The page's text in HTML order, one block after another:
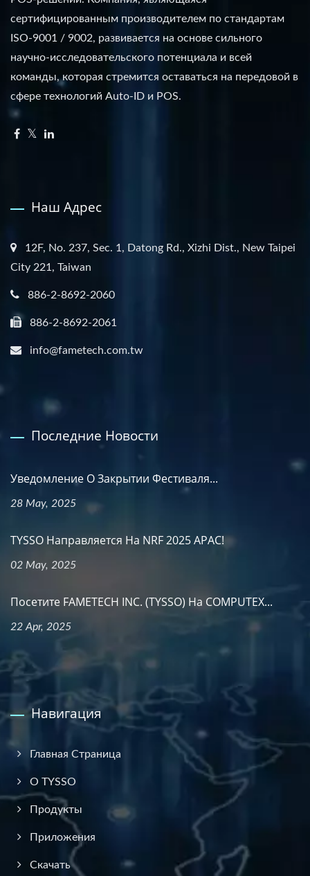
сертифицированным производителем по стандартам
ISO-9001 / 9002, развивается на основе сильного
научно-исследовательского потенциала и всей
команды, которая стремится оставаться на передовой в
сфере технологий Auto-ID и POS.
Наш Адрес
12F, No. 237, Sec. 1, Datong Rd., Xizhi Dist., New Taipei
City 221, Taiwan
886-2-8692-2060
886-2-8692-2061
info@fametech.com.tw
Последние Новости
Уведомление О Закрытии Фестиваля...
28 May, 2025
TYSSO Направляется На NRF 2025 APAC!
02 May, 2025
Посетите FAMETECH INC. (TYSSO) На COMPUTEX...
22 Apr, 2025
Навигация
Главная Страница
О TYSSO
Продукты
Приложения
Скачать